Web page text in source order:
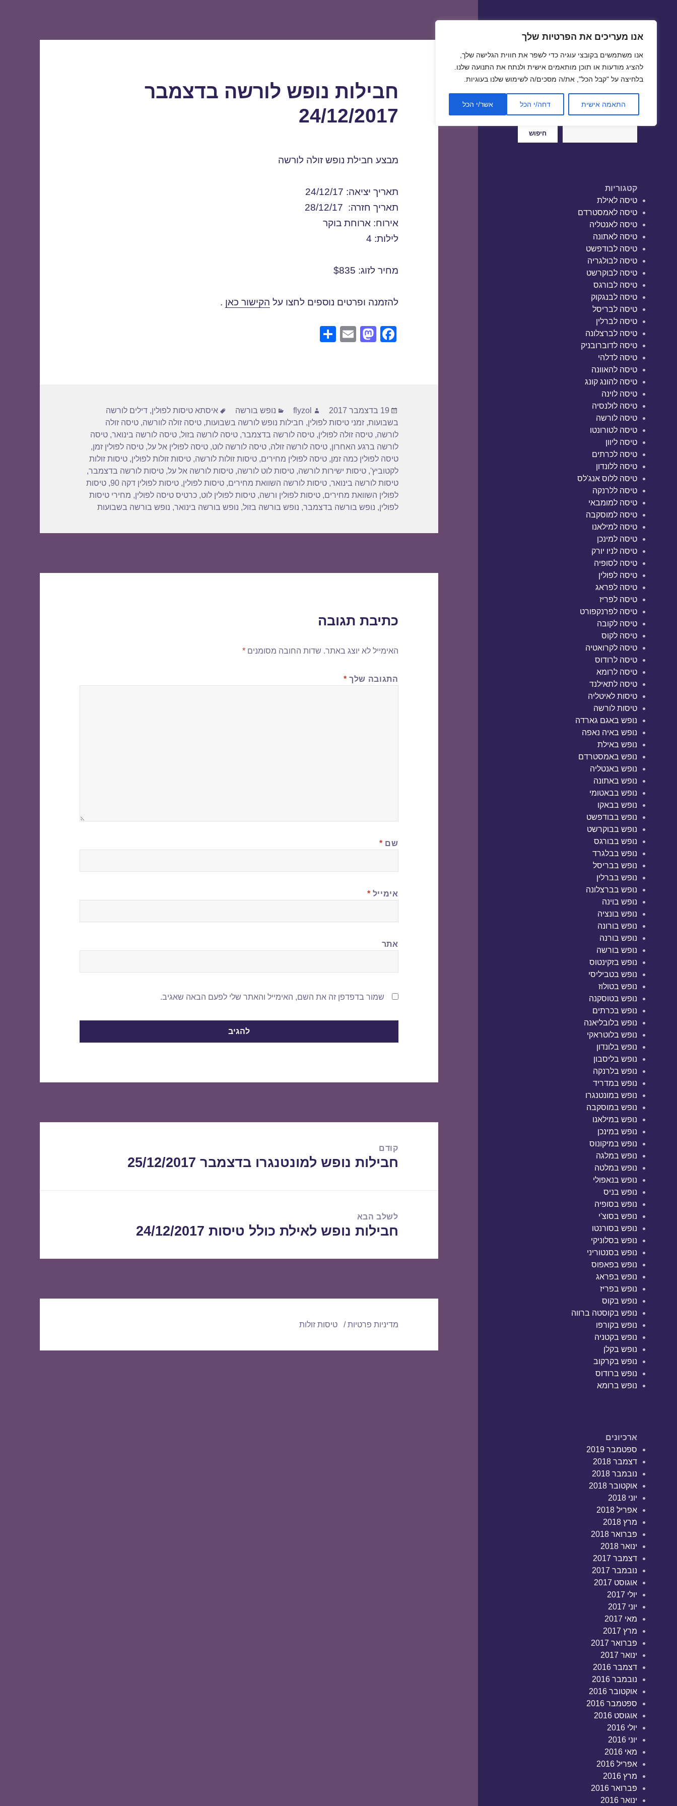
אנו מעריכים את הפרטיות שלך
אנו משתמשים בקובצי עוגיה כדי לשפר את חווית הגלישה שלך,
להציג מודעות או תוכן מותאמים אישית ולנתח את התנועה שלנו.
בלחיצה על "קבל הכל", את/ה מסכים/ה לשימוש שלנו בעוגיות.
התאמה אישית דחה/י הכל אשר/י הכל
טיסה זולה | טיסות זולות
חיפוש
חיפוש
קטגוריות
טיסה לאילת
טיסה לאמסטרדם
טיסה לאנטליה
טיסה לאתונה
טיסה לבודפשט
טיסה לבולגריה
טיסה לבוקרשט
טיסה לבורגס
טיסה לבנגקוק
טיסה לבריסל
טיסה לברלין
טיסה לברצלונה
טיסה לדוברובניק
טיסה לדלהי
טיסה להאוונה
טיסה להונג קונג
טיסה לוינה
טיסה לולנסיה
טיסה לורשה
טיסה לטורונטו
טיסה ליוון
טיסה לכרתים
טיסה ללונדון
טיסה ללוס אנג'לס
טיסה ללרנקה
טיסה למומבאי
טיסה למוסקבה
טיסה למילאנו
טיסה למינכן
טיסה לניו יורק
טיסה לסופיה
טיסה לפולין
טיסה לפראג
טיסה לפריז
טיסה לפרנקפורט
טיסה לקובה
טיסה לקוס
טיסה לקרואטיה
טיסה לרודוס
טיסה לרומא
טיסה לתאילנד
טיסות לאיטליה
טיסות לורשה
נופש באגם גארדה
נופש באיה נאפה
נופש באילת
נופש באמסטרדם
נופש באנטליה
נופש באתונה
נופש בבאטומי
נופש בבאקו
נופש בבודפשט
נופש בבוקרשט
נופש בבורגס
נופש בבלגרד
נופש בבריסל
נופש בברלין
נופש בברצלונה
נופש בוינה
נופש בונציה
נופש בורונה
נופש בורנה
נופש בורשה
נופש בזקינטוס
נופש בטביליסי
נופש בטולוז
נופש בטוסקנה
נופש בכרתים
נופש בלובליאנה
נופש בלוטראקי
נופש בלונדון
נופש בליסבון
נופש בלרנקה
נופש במדריד
נופש במונטנגרו
נופש במוסקבה
נופש במילאנו
נופש במינכן
נופש במיקונוס
נופש במלגה
נופש במלטה
נופש בנאפולי
נופש בניס
נופש בסופיה
נופש בסוצ'י
נופש בסורנטו
נופש בסלוניקי
נופש בסנטוריני
נופש בפאפוס
נופש בפראג
נופש בפריז
נופש בקוס
נופש בקוסטה ברווה
נופש בקורפו
נופש בקטניה
נופש בקלן
נופש בקרקוב
נופש ברודוס
נופש ברומא
ארכיונים
ספטמבר 2019
דצמבר 2018
נובמבר 2018
אוקטובר 2018
יוני 2018
אפריל 2018
מרץ 2018
פברואר 2018
ינואר 2018
דצמבר 2017
נובמבר 2017
אוגוסט 2017
יולי 2017
יוני 2017
מאי 2017
מרץ 2017
פברואר 2017
ינואר 2017
דצמבר 2016
נובמבר 2016
אוקטובר 2016
ספטמבר 2016
אוגוסט 2016
יולי 2016
יוני 2016
מאי 2016
אפריל 2016
מרץ 2016
פברואר 2016
ינואר 2016
חבילות נופש לורשה בדצמבר
24/12/2017
מבצע חבילת נופש זולה לורשה
תאריך יציאה: 24/12/17
תאריך חזרה: 28/12/17
אירוח: ארוחת בוקר
לילות: 4
מחיר לזוג: $835
להזמנה ופרטים נוספים לחצו על הקישור כאן .
F
o
o
k
M
o
n
E
פורסם
בתאריך
19 בדצמבר 2017 מחבר
flyzol קטגוריות
נופש בורשה תגיות
איסתא טיסות לפולין,דילים לורשה
בשבועות,זמני טיסות לפולין, חבילות נופש לורשה בשבועות,טיסה זולה לוורשה,טיסה זולה
לורשה,טיסה זולה לפולין,טיסה לורשה בדצמבר,טיסה לורשה בזול,טיסה לורשה בינואר,טיסה
לורשה ברגע האחרון,טיסה לורשה זולה,טיסה לורשה לוט,טיסה לפולין אל על,טיסה לפולין זמן,
טיסה לפולין כמה זמן,טיסה לפולין מחירים,טיסות זולות לורשה,טיסות זולות לפולין,טיסות זולות
לקטוביץ',טיסות ישירות לורשה,טיסות לוט לורשה,טיסות לורשה אל על,טיסות לורשה בדצמבר,
טיסות לורשה בינואר,טיסות לורשה השוואת מחירים,טיסות לפולין,טיסות לפולין דקה 90 ,טיסות
לפולין השוואת מחירים,טיסות לפולין ורשה,טיסות לפולין לוט,כרטיס טיסה לפולין, מחירי טיסות
לפולין, נופש בורשה בדצמבר, נופש בורשה בזול, נופש בורשה בינואר, נופש בורשה בשבועות
כתיבת תגובה
האימייל לא יוצג באתר. שדות החובה מסומנים*
התגובה שלך *
שם *
אימייל *
אתר
שמור בדפדפן זה את השם, האימייל והאתר שלי לפעם הבאה שאגיב.
קודם
הפוסט
חבילות נופש למונטנגרו בדצמבר 25/12/2017
לשלב הבא
הפוסט
חבילות נופש לאילת כולל טיסות 24/12/2017
מדיניות פרטיות טיסות זולות